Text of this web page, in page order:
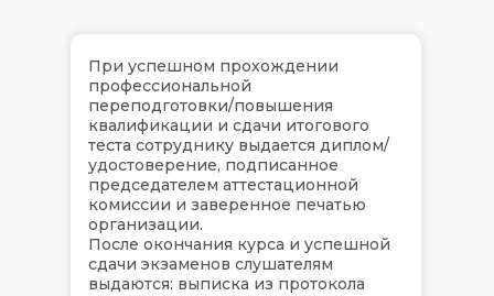
При успешном прохождении
профессиональной
переподготовки/повышения
квалификации и сдачи итогового
теста сотруднику выдается диплом/
удостоверение, подписанное
председателем аттестационной
комиссии и заверенное печатью
организации.
После окончания курса и успешной
сдачи экзаменов слушателям
выдаются: выписка из протокола